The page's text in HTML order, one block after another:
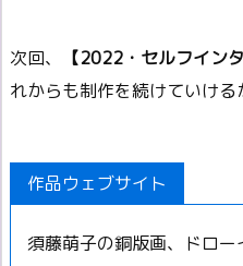
次回、 【2022・セルフイン
れからも制作を続けていける
作品ウェブサイト
須藤萌子の銅版画、ドロ